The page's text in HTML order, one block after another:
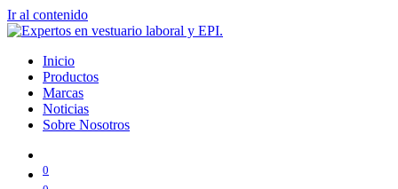
Ir al contenido
Inicio
Productos
Marcas
Noticias
Sobre Nosotros
0